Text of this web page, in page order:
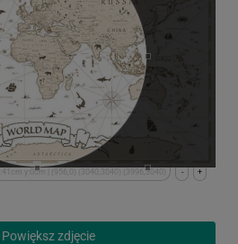
+
-
x:41cm y:0cm | (956,0) (3040,3040) (3996,3040)
Powiększ zdjęcie